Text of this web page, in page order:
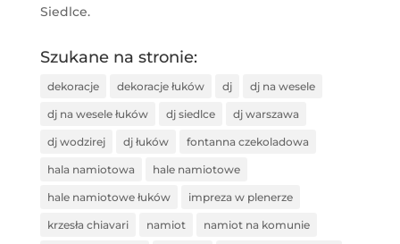
Siedlce.
Szukane na stronie:
dekoracje dekoracje łuków dj dj na wesele
dj na wesele łuków dj siedlce dj warszawa
dj wodzirej dj łuków fontanna czekoladowa
hala namiotowa hale namiotowe
hale namiotowe łuków impreza w plenerze
krzesła chiavari namiot namiot na komunie